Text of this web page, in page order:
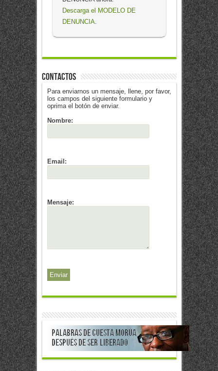
Descarga el MODELO DE
DENUNCIA.
Contactos
Para enviarnos un mensaje, llene, por favor,
los campos del siguiente formulario y
oprima el botón de enviar.
Nombre:
Email:
Mensaje: